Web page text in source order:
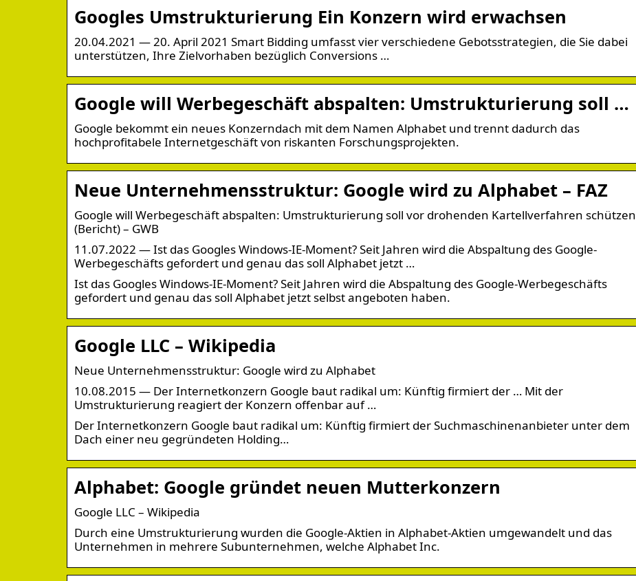
Googles Umstrukturierung Ein Konzern wird erwachsen
20.04.2021 — 20. April 2021 Smart Bidding umfasst vier verschiedene Gebotsstrategien, die Sie dabei
unterstützen, Ihre Zielvorhaben bezüglich Conversions …
Google will Werbegeschäft abspalten: Umstrukturierung soll …
Google bekommt ein neues Konzerndach mit dem Namen Alphabet und trennt dadurch das
hochprofitabele Internetgeschäft von riskanten Forschungsprojekten.
Neue Unternehmensstruktur: Google wird zu Alphabet – FAZ
Google will Werbegeschäft abspalten: Umstrukturierung soll vor drohenden Kartellverfahren schützen
(Bericht) – GWB
11.07.2022 — Ist das Googles Windows-IE-Moment? Seit Jahren wird die Abspaltung des Google-
Werbegeschäfts gefordert und genau das soll Alphabet jetzt …
Ist das Googles Windows-IE-Moment? Seit Jahren wird die Abspaltung des Google-Werbegeschäfts
gefordert und genau das soll Alphabet jetzt selbst angeboten haben.
Google LLC – Wikipedia
Neue Unternehmensstruktur: Google wird zu Alphabet
10.08.2015 — Der Internetkonzern Google baut radikal um: Künftig firmiert der … Mit der
Umstrukturierung reagiert der Konzern offenbar auf …
Der Internetkonzern Google baut radikal um: Künftig firmiert der Suchmaschinenanbieter unter dem
Dach einer neu gegründeten Holding…
Alphabet: Google gründet neuen Mutterkonzern
Google LLC – Wikipedia
Durch eine Umstrukturierung wurden die Google-Aktien in Alphabet-Aktien umgewandelt und das
Unternehmen in mehrere Subunternehmen, welche Alphabet Inc.